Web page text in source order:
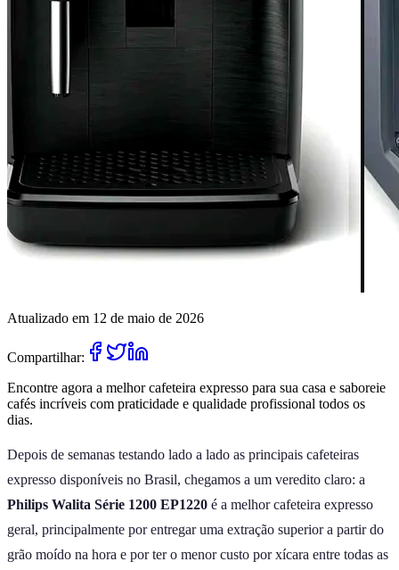
Atualizado em 12 de maio de 2026
Compartilhar:
Encontre agora a melhor cafeteira expresso para sua casa e saboreie
cafés incríveis com praticidade e qualidade profissional todos os
dias.
Depois de semanas testando lado a lado as principais cafeteiras
expresso disponíveis no Brasil, chegamos a um veredito claro: a
Philips Walita Série 1200 EP1220 é a melhor cafeteira expresso
geral, principalmente por entregar uma extração superior a partir do
grão moído na hora e por ter o menor custo por xícara entre todas as